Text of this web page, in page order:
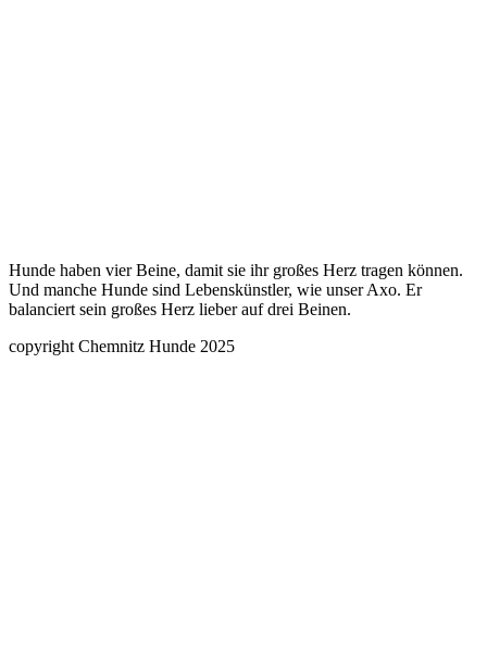
Hunde haben vier Beine, damit sie ihr großes Herz tragen können.
Und manche Hunde sind Lebenskünstler, wie unser Axo. Er
balanciert sein großes Herz lieber auf drei Beinen.
copyright Chemnitz Hunde 2025